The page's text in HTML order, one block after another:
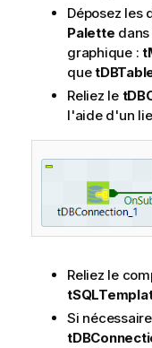
Déposez les
Palette
graphique :
que
Reliez le
l'aide d'un
Reliez le
Si